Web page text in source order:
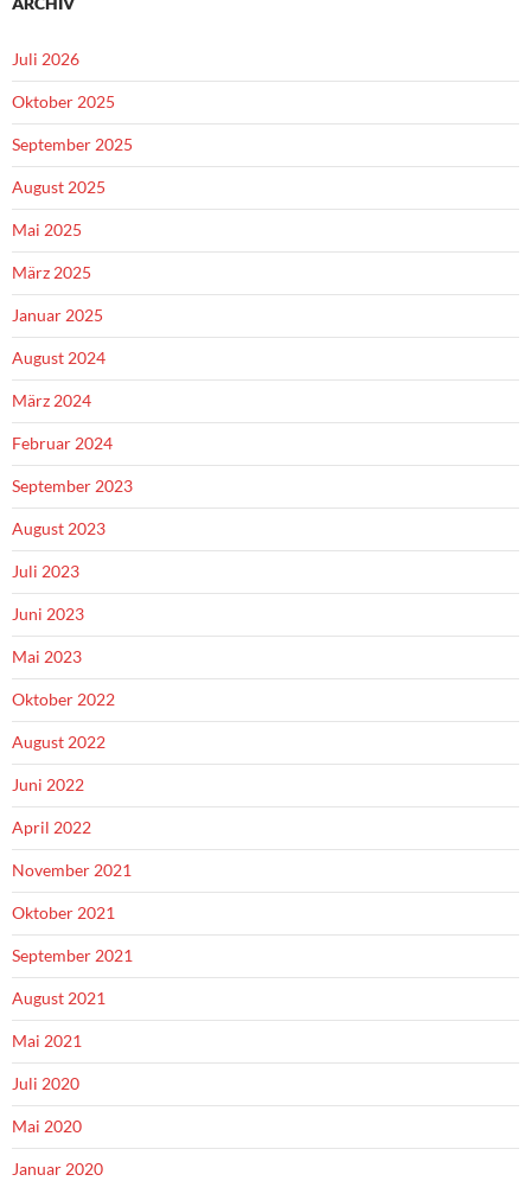
Juli 2026
Oktober 2025
September 2025
August 2025
Mai 2025
März 2025
Januar 2025
August 2024
März 2024
Februar 2024
September 2023
August 2023
Juli 2023
Juni 2023
Mai 2023
Oktober 2022
August 2022
Juni 2022
April 2022
November 2021
Oktober 2021
September 2021
August 2021
Mai 2021
Juli 2020
Mai 2020
Januar 2020